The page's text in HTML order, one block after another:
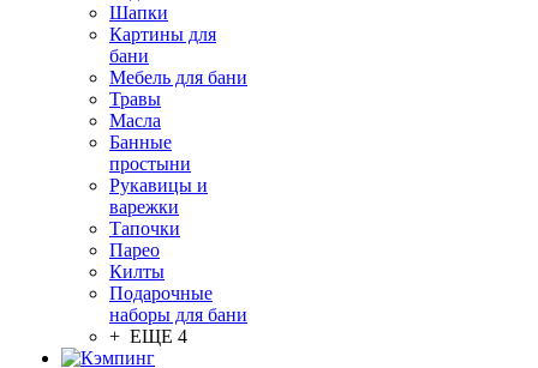
Шапки
Картины для
бани
Мебель для бани
Травы
Масла
Банные
простыни
Рукавицы и
варежки
Тапочки
Парео
Килты
Подарочные
наборы для бани
+ ЕЩЕ 4